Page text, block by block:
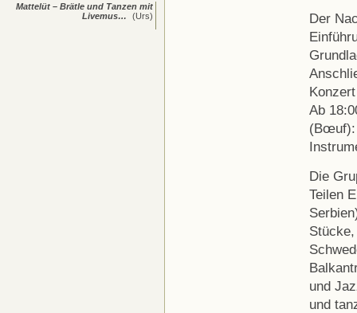
Der
Ab
(Bœuf):
Die
Teilen
und
und
Mattelüt – Brätle und Tanzen mit
Livemus…
(Urs)